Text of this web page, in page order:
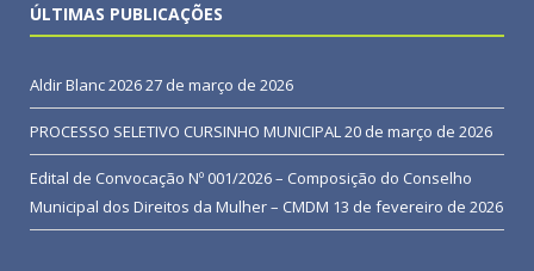
ÚLTIMAS PUBLICAÇÕES
Aldir Blanc 202627 de março de 2026
PROCESSO SELETIVO CURSINHO MUNICIPAL20 de março de 2026
Edital de Convocação Nº 001/2026 – Composição do Conselho
Municipal dos Direitos da Mulher – CMDM 13 de fevereiro de 2026